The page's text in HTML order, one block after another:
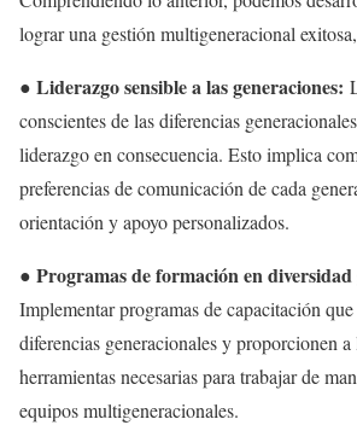
lograr una gestión multigeneracional
● Liderazgo sensible a las generaciones:
conscientes de las diferencias
liderazgo en consecuencia. Esto implica
preferencias de comunicación de cada
orientación y apoyo personalizados.
● Programas de formación en
Implementar programas de capacitación
diferencias generacionales y proporcionen a
herramientas necesarias para trabajar de
equipos multigeneracionales.